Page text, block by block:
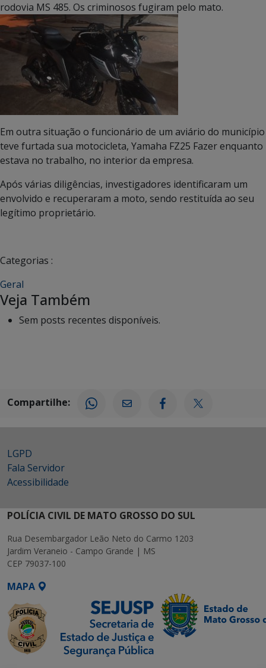
rodovia MS 485. Os criminosos fugiram pelo mato.
Em outra situação o funcionário de um aviário do município
teve furtada sua motocicleta, Yamaha FZ25 Fazer enquanto
estava no trabalho, no interior da empresa.
Após várias diligências, investigadores identificaram um
envolvido e recuperaram a moto, sendo restituída ao seu
legítimo proprietário.
Categorias :
Geral
Veja Também
Sem posts recentes disponíveis.
Compartilhe:
LGPD
Fala Servidor
Acessibilidade
POLÍCIA CIVIL DE MATO GROSSO DO SUL
Rua Desembargador Leão Neto do Carmo 1203
Jardim Veraneio - Campo Grande | MS
CEP 79037-100
MAPA